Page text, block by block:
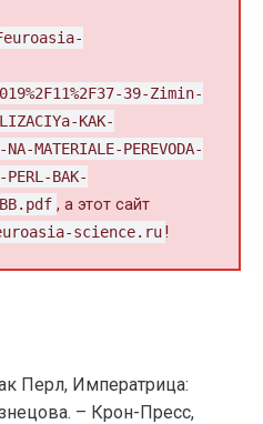
39-Zimin-
KAK-
MATERIALE-PEREVODA-
PERL-BAK-
, а этот сайт
science.ru !
Перл, Императрица:
– Крон-Пресс,